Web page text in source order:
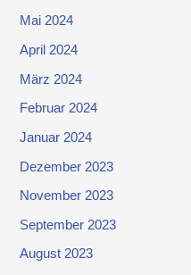
Mai 2024
April 2024
März 2024
Februar 2024
Januar 2024
Dezember 2023
November 2023
September 2023
August 2023